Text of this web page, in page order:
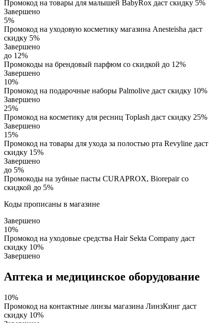
Промокод на товары для малышей BabyRox даст скидку 5%
Завершено
5%
Промокод на уходовую косметику магазина Anesteisha даст
скидку 5%
Завершено
до 12%
Промокоды на брендовый парфюм со скидкой до 12%
Завершено
10%
Промокод на подарочные наборы Palmolive даст скидку 10%
Завершено
25%
Промокод на косметику для ресниц Toplash даст скидку 25%
Завершено
15%
Промокод на товары для ухода за полостью рта Revyline даст
скидку 15%
Завершено
до 5%
Промокоды на зубные пасты CURAPROX, Biorepair со
скидкой до 5%
Коды прописаны в магазине
Завершено
10%
Промокод на уходовые средства Hair Sekta Company даст
скидку 10%
Завершено
Аптека и медицинское оборудование
10%
Промокод на контактные линзы магазина ЛинзКинг даст
скидку 10%